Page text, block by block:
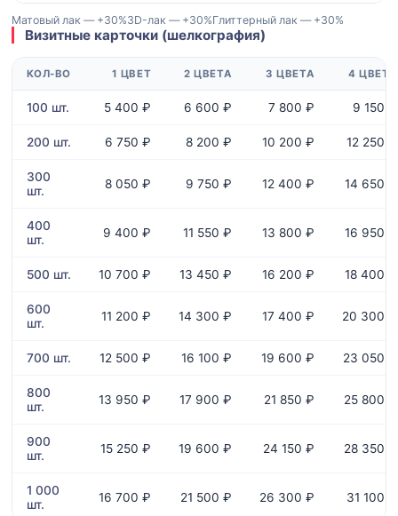
Матовый лак — +30%3D-лак — +30%Глиттерный лак — +30%
Визитные карточки (шелкография)
КОЛ-ВО 1 ЦВЕТ 2 ЦВЕТА 3 ЦВЕТА 4 ЦВЕТА
100 шт. 5 400 ₽ 6 600 ₽ 7 800 ₽ 9 150 ₽
200 шт. 6 750 ₽ 8 200 ₽ 10 200 ₽ 12 250 ₽
300
шт.
8 050 ₽ 9 750 ₽ 12 400 ₽ 14 650 ₽
400
шт.
9 400 ₽ 11 550 ₽ 13 800 ₽ 16 950 ₽
500 шт. 10 700 ₽ 13 450 ₽ 16 200 ₽ 18 400 ₽
600
шт.
11 200 ₽ 14 300 ₽ 17 400 ₽ 20 300 ₽
700 шт. 12 500 ₽ 16 100 ₽ 19 600 ₽ 23 050 ₽
800
шт.
13 950 ₽ 17 900 ₽ 21 850 ₽ 25 800 ₽
900
шт.
15 250 ₽ 19 600 ₽ 24 150 ₽ 28 350 ₽
1 000
шт.
16 700 ₽ 21 500 ₽ 26 300 ₽ 31 100 ₽